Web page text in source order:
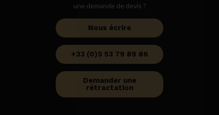
une demande de devis ?
Nous écrire
+33 (0)5 53 79 89 86
Demander une
rétractation